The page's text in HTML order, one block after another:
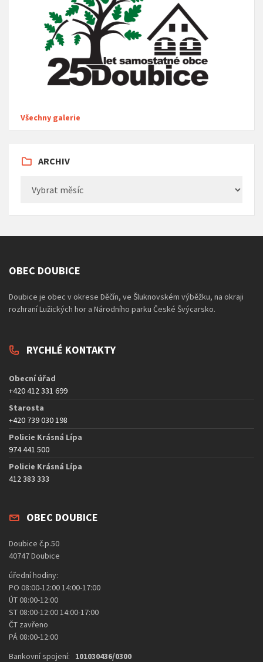
Všechny galerie
ARCHIV
OBEC DOUBICE
Doubice je obec v okrese Děčín, ve Šluknovském výběžku, na okraji
rozhraní Lužických hor a Národního parku České Švýcarsko.
RYCHLÉ KONTAKTY
Obecní úřad
+420 412 331 699
Starosta
+420 739 030 198
Policie Krásná Lípa
974 441 500
Policie Krásná Lípa
412 383 333
OBEC DOUBICE
Doubice č.p.50
40747 Doubice
úřední hodiny:
PO 08:00-12:00 14:00-17:00
ÚT 08:00-12:00
ST 08:00-12:00 14:00-17:00
ČT zavřeno
PÁ 08:00-12:00
Bankovní spojení: 101030436/0300